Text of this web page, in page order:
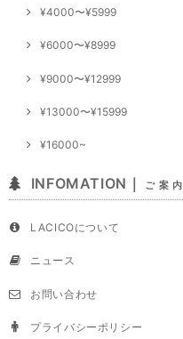
¥4000〜¥5999
¥6000〜¥8999
¥9000〜¥12999
¥13000〜¥15999
¥16000~
INFOMATION｜ ご 案 内
LACICOについて
ニュース
お問い合わせ
プライバシーポリシー